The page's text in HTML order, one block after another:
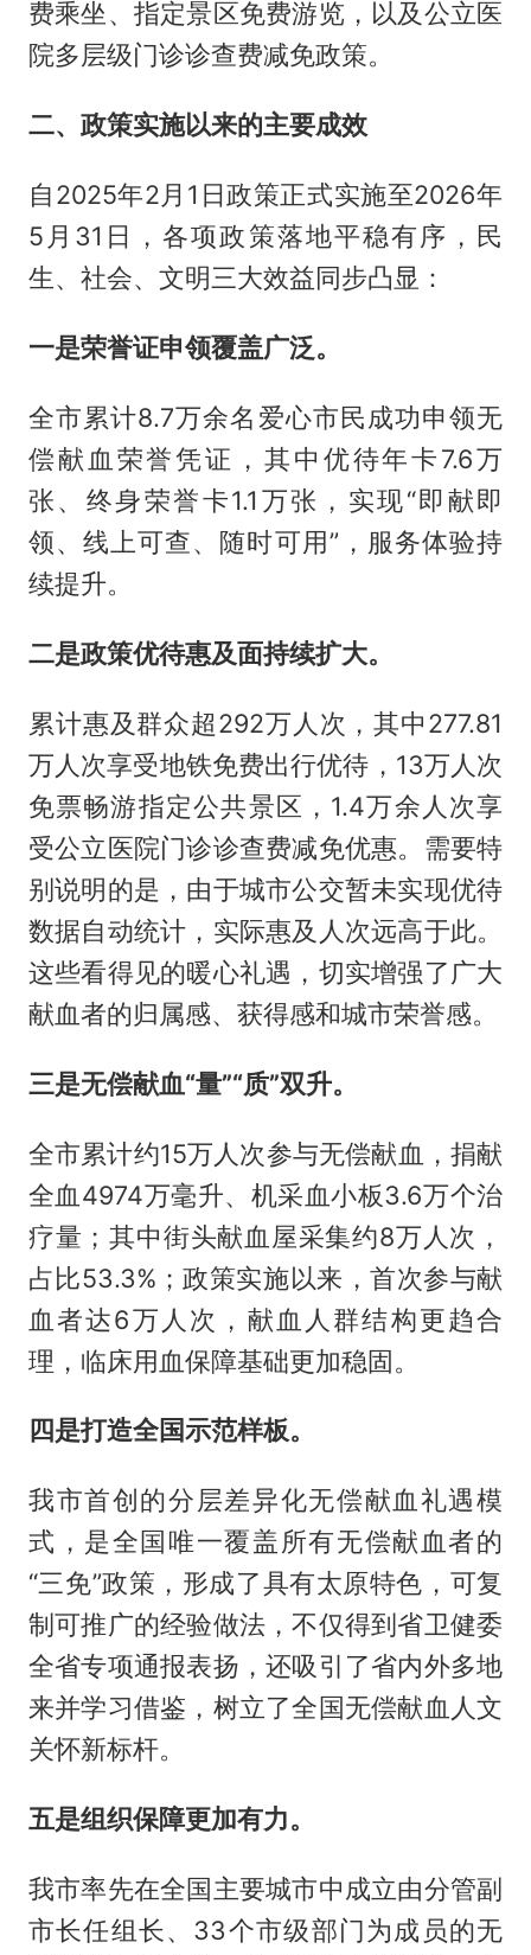
费乘坐、指定景区免费游览，以及公立医
院多层级门诊诊查费减免政策。
二、政策实施以来的主要成效
自2025年2月1日政策正式实施至2026年
5月31日，各项政策落地平稳有序，民
生、社会、文明三大效益同步凸显：
一是荣誉证申领覆盖广泛。
全市累计8.7万余名爱心市民成功申领无
偿献血荣誉凭证，其中优待年卡7.6万
张、终身荣誉卡1.1万张，实现“即献即
领、线上可查、随时可用”，服务体验持
续提升。
二是政策优待惠及面持续扩大。
累计惠及群众超292万人次，其中277.81
万人次享受地铁免费出行优待，13万人次
免票畅游指定公共景区，1.4万余人次享
受公立医院门诊诊查费减免优惠。需要特
别说明的是，由于城市公交暂未实现优待
数据自动统计，实际惠及人次远高于此。
这些看得见的暖心礼遇，切实增强了广大
献血者的归属感、获得感和城市荣誉感。
三是无偿献血“量”“质”双升。
全市累计约15万人次参与无偿献血，捐献
全血4974万毫升、机采血小板3.6万个治
疗量；其中街头献血屋采集约8万人次，
占比53.3%；政策实施以来，首次参与献
血者达6万人次，献血人群结构更趋合
理，临床用血保障基础更加稳固。
四是打造全国示范样板。
我市首创的分层差异化无偿献血礼遇模
式，是全国唯一覆盖所有无偿献血者的
“三免”政策，形成了具有太原特色，可复
制可推广的经验做法，不仅得到省卫健委
全省专项通报表扬，还吸引了省内外多地
来并学习借鉴，树立了全国无偿献血人文
关怀新标杆。
五是组织保障更加有力。
我市率先在全国主要城市中成立由分管副
市长任组长、33个市级部门为成员的无